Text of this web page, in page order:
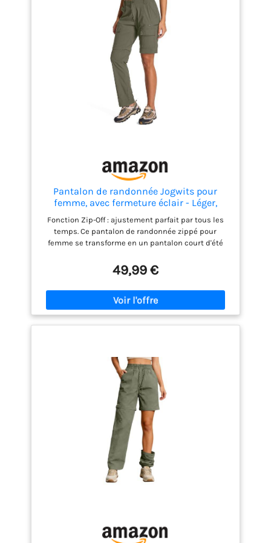
jambe se trouve à droite et à gauche lors de la
conversion en pantalon ou short Occasions : le
pantalon de randonnée convertible Wespornow est
conçu pour la plupart des activités de plein air et
les sports : randonnée, camping, randonnée,
voyage, pêche, et plus encore, ainsi que pour les
vêtements quotidiens
Pantalon de randonnée Jogwits pour
femme, avec fermeture éclair - Léger,
respirant, séchage rapide - Pantalon de
trekking pour safari, été, travail et plein
air, Vert clair, L
Fonction Zip-Off : ajustement parfait par tous les
temps. Ce pantalon de randonnée zippé pour
femme se transforme en un pantalon court d'été
séparer les jambes au niveau des coutures
préfabriquées – Idéal en cas d'augmentation des
températures ou pour un refroidissement spontané
au bord du lac. Les parties détachables peuvent
être rangées de manière compacte, vous
permettant ainsi de rester flexible à tout moment.
léger à séchage rapide qui évacue efficacement
l'humidité et vous garde au sec même lors
d'activités intenses telles que la randonnée,
l'escalade ou le cyclisme. Protection solaire UPF 50+
– Grâce au matériau bloquant les UV, le pantalon de
plein air pour femme offre une protection optimale
contre les rayons nocifs du soleil – idéal pour de
longues sorties en plein air. Taille semi-élastiquée –
Ce pantalon de randonnée pour femmes est
fabriqué en matériau stretch et possède une taille
semi-élastiquée qui s’adapte parfaitement à votre
corps et vous offre une liberté de mouvement totale
résiste facilement même aux conditions difficiles.
49,99 €